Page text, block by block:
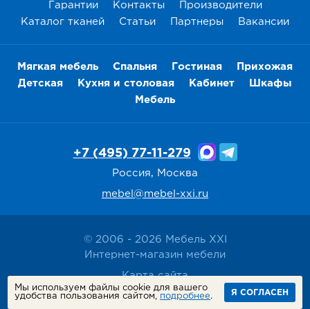
Гарантии
Контакты
Производители
Каталог тканей
Статьи Партнеры Вакансии
Мягкая мебель Спальня Гостиная
Прихожая
Детская
Кухня и столовая Кабинет
Шкафы
Мебель
© 2006 - 2026 Мебель XXI
Интернет-магазин мебели
Карта сайта
Политика конфиденциальности
+7 (495) 77-11-279
Россия, Москва
mebel@mebel-xxi.ru
Мы используем файлы cookie для вашего
удобства пользования сайтом, подробнее. Я СОГЛАСЕН